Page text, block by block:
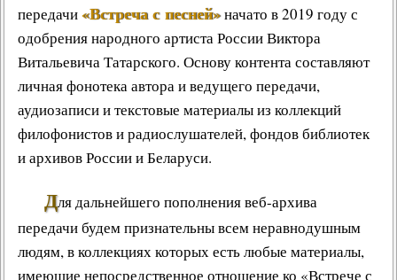
передачи«Встреча с песней»начато в 2019 году с
одобрения народного артиста России Виктора
Витальевича Татарского. Основу контента составляют
личная фонотека автора и ведущего передачи,
аудиозаписи и текстовые материалы из коллекций
филофонистов и радиослушателей, фондов библиотек
и архивов России и Беларуси.
Для дальнейшего пополнения веб-архива
передачи будем признательны всем неравнодушным
людям, в коллекциях которых есть любые материалы,
имеющие непосредственное отношение ко «Встрече с